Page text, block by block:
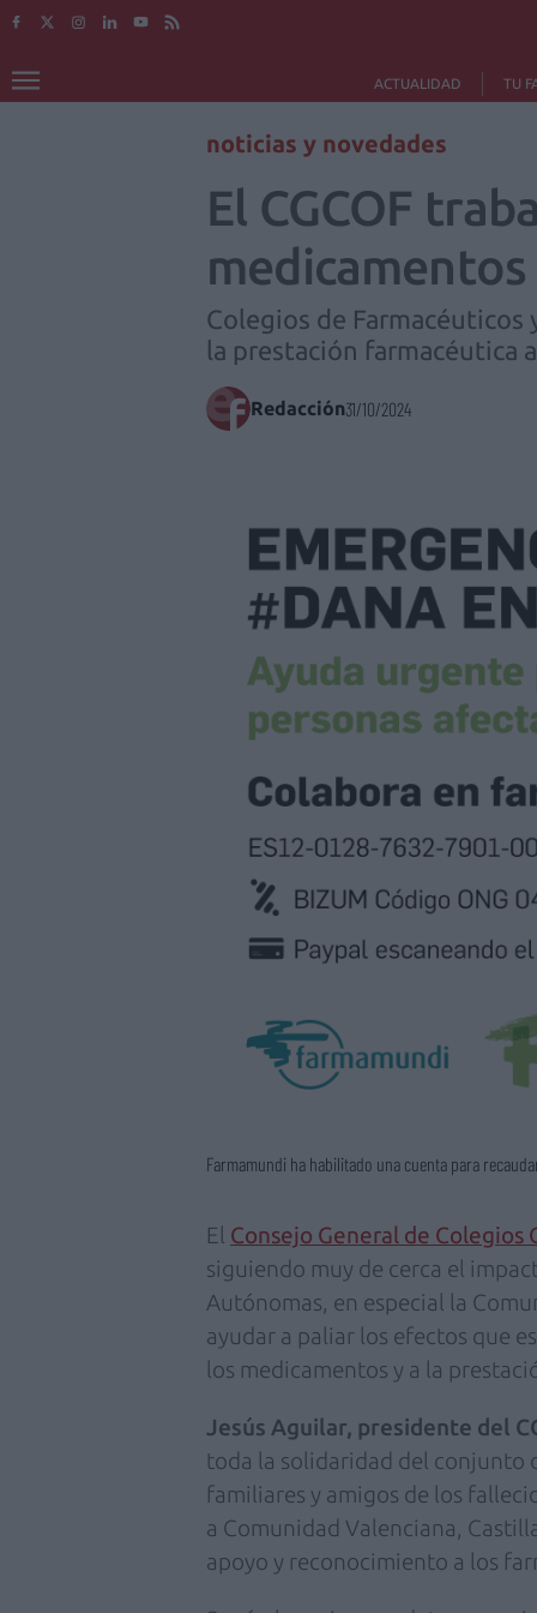
ACTUALIDAD TU
noticias y novedades
El CGCOF
Colegios de
la prestación farmacéutica
Redacción31/10/2024
Farmamundi ha habilitado una cuenta para
El Consejo General de Colegios
siguiendo muy de cerca el
Autónomas, en especial la
ayudar a paliar los efectos que
los medicamentos y a la
Jesús Aguilar, presidente del
toda la solidaridad del conjunto
familiares y amigos de los
a Comunidad Valenciana,
apoyo y reconocimiento a los